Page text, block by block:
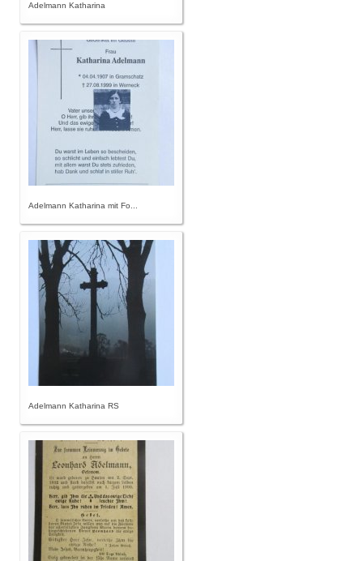
Adelmann Katharina
Adelmann Katharina mit Fo...
Adelmann Katharina RS